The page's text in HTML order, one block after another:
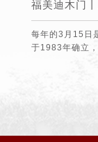
每年的3月15日
于1983年确立